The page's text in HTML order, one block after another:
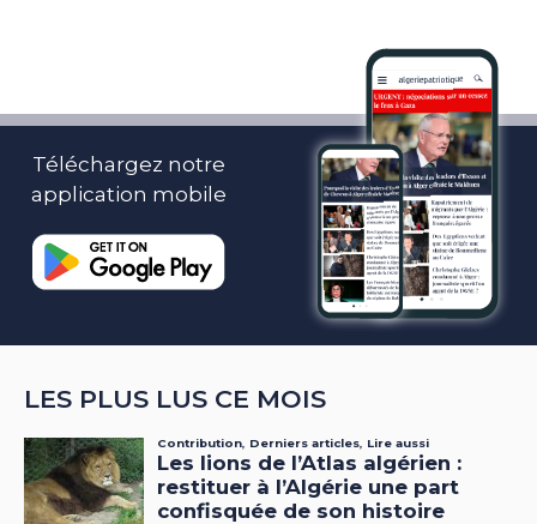
Téléchargez notre
application mobile
LES PLUS LUS CE MOIS